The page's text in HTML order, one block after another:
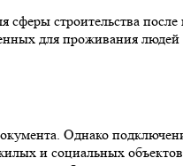
сферы строительства
для проживания
Однако
и социальных